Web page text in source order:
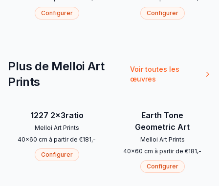
Configurer Configurer
Plus de Melloi Art
Prints
Voir toutes les
œuvres
1227 2x3ratio
Melloi Art Prints
40x60 cm à partir de €181,-
Configurer
Earth Tone
Geometric Art
Melloi Art Prints
40x60 cm à partir de €181,-
Configurer